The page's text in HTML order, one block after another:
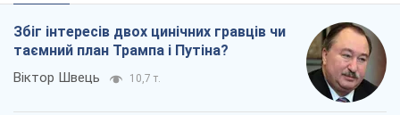
Збіг інтересів двох цинічних гравців чи
таємний план Трампа і Путіна?
Віктор Швець 10,7 т.